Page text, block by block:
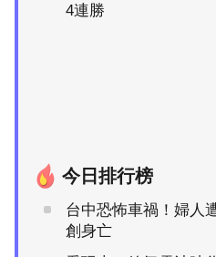
4連勝
今日排行榜
台中恐怖車禍！婦人
創身亡